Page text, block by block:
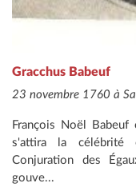
Gracchus Babeuf
23 novembre 1760 à
François Noël Babeuf
s'attira la célébrité
Conjuration des
gouve...